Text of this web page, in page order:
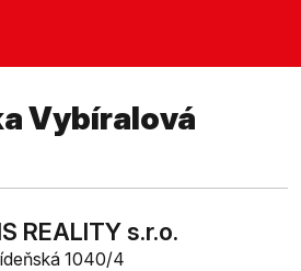
Vybíralová
REALITY s.r.o.
1040/4